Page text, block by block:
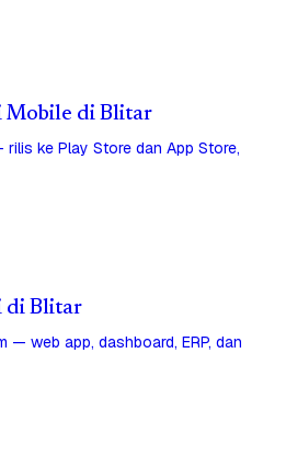
Mobile di Blitar
ke Play Store dan App Store,
di Blitar
— web app, dashboard, ERP, dan